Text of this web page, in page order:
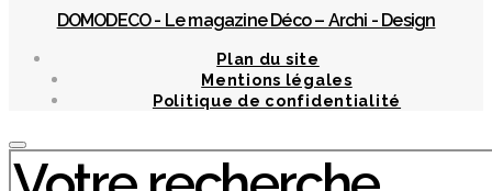
DOMODECO - Le magazine Déco – Archi - Design
Plan du site
Mentions légales
Politique de confidentialité
Chercher